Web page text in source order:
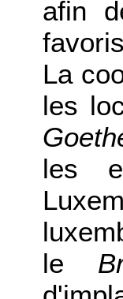
afin
La
les
les
le